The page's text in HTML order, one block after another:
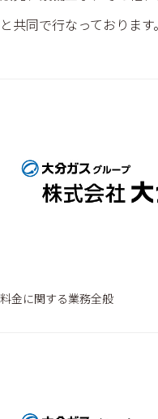
と共同で行なっております。
料金に関する業務全般